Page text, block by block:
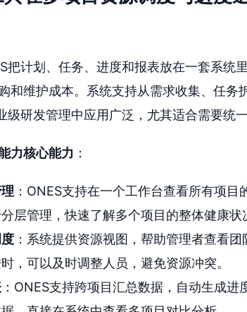
把计划、任务、进度和报表放在一套系统
和维护成本。系统支持从需求收集、任务
级研发管理中应用广泛，尤其适合需要统
力核心能力 ：
：ONES支持在一个工作台查看所有项目
层管理，快速了解多个项目的整体健康状
：系统提供资源视图，帮助管理者查看
，可以及时调整人员，避免资源冲突。
：ONES支持跨项目汇总数据，自动生成